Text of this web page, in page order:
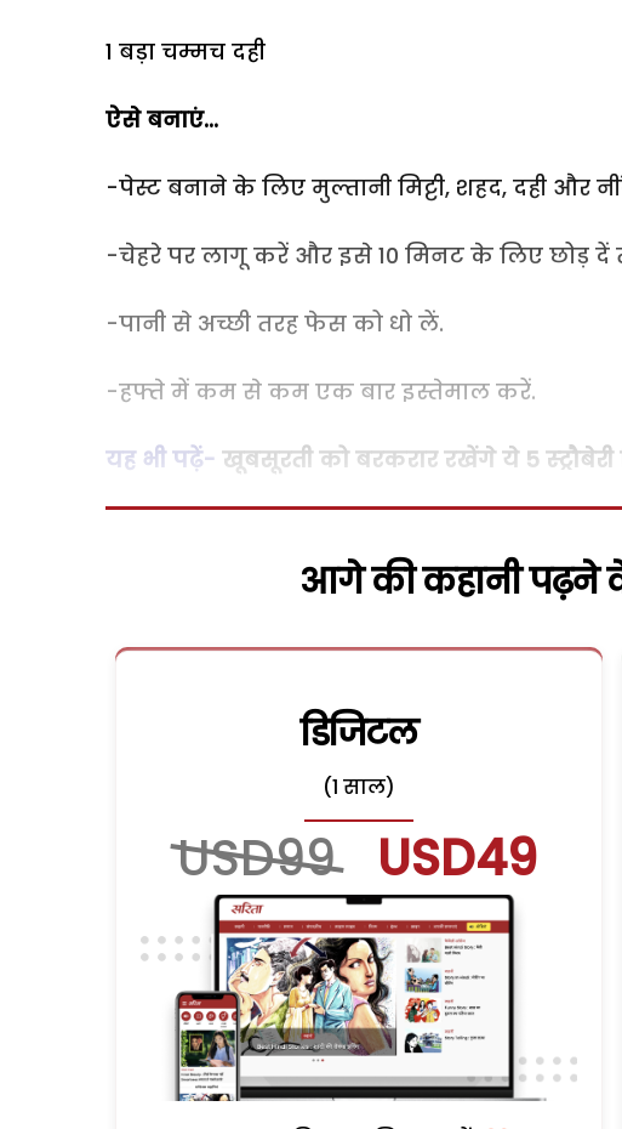
1 बड़ा चम्मच दही
ऐसे बनाएं...
-पेस्ट बनाने के लिए मुल्तानी मिट्टी, शहद, दही और
-चेहरे पर लागू करें और इसे 10 मिनट के लिए छोड़ दें
-पानी से अच्छी तरह फेस को धो लें.
-हफ्ते में कम से कम एक बार इस्तेमाल करें.
यह भी पढ़ें- खूबसूरती को बरकरार रखेंगे ये 5 स्ट्रौबेरी
आगे की कहानी पढ़ने
डिजिटल
(1 साल)
USD99 USD49